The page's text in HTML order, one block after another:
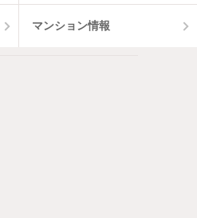
マンション情報